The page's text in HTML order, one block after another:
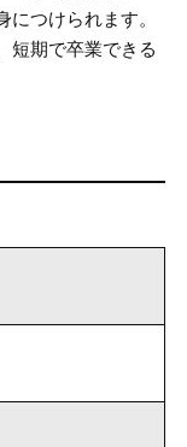
つけられます。
短期で卒業できる